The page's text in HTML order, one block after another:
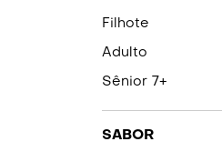
Filhote
Adulto
Sênior 7+
SABOR